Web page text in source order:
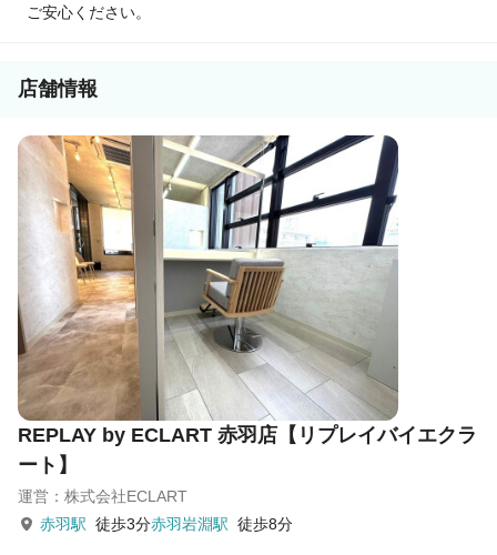
ご安心ください。
店舗情報
REPLAY by ECLART 赤羽店【リプレイバイエクラ
ート】
運営：株式会社ECLART
赤羽駅 徒歩3分赤羽岩淵駅 徒歩8分